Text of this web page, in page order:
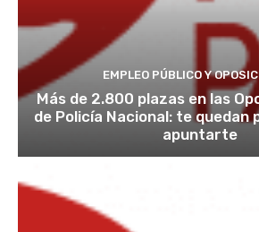
EMPLEO PÚBLICO Y
Más de 2.800 plazas en las
de Policía Nacional: te quedan
apuntarte